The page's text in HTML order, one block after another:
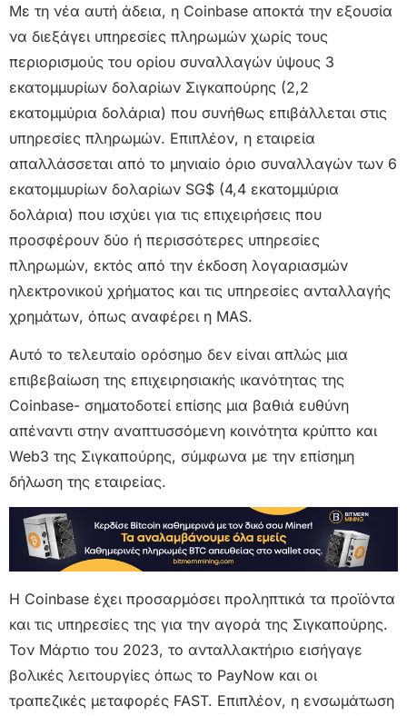
Με τη νέα αυτή άδεια, η Coinbase αποκτά την εξουσία
να διεξάγει υπηρεσίες πληρωμών χωρίς τους
περιορισμούς του ορίου συναλλαγών ύψους 3
εκατομμυρίων δολαρίων Σιγκαπούρης (2,2
εκατομμύρια δολάρια) που συνήθως επιβάλλεται στις
υπηρεσίες πληρωμών. Επιπλέον, η εταιρεία
απαλλάσσεται από το μηνιαίο όριο συναλλαγών των 6
εκατομμυρίων δολαρίων SG$ (4,4 εκατομμύρια
δολάρια) που ισχύει για τις επιχειρήσεις που
προσφέρουν δύο ή περισσότερες υπηρεσίες
πληρωμών, εκτός από την έκδοση λογαριασμών
ηλεκτρονικού χρήματος και τις υπηρεσίες ανταλλαγής
χρημάτων, όπως αναφέρει η MAS.
Αυτό το τελευταίο ορόσημο δεν είναι απλώς μια
επιβεβαίωση της επιχειρησιακής ικανότητας της
Coinbase- σηματοδοτεί επίσης μια βαθιά ευθύνη
απέναντι στην αναπτυσσόμενη κοινότητα κρύπτο και
Web3 της Σιγκαπούρης, σύμφωνα με την επίσημη
δήλωση της εταιρείας.
Η Coinbase έχει προσαρμόσει προληπτικά τα προϊόντα
και τις υπηρεσίες της για την αγορά της Σιγκαπούρης.
Τον Μάρτιο του 2023, το ανταλλακτήριο εισήγαγε
βολικές λειτουργίες όπως το PayNow και οι
τραπεζικές μεταφορές FAST. Επιπλέον, η ενσωμάτωση